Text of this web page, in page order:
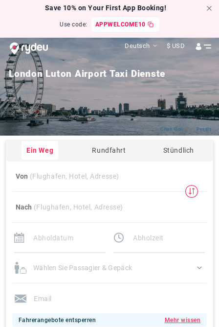
Save 10% on Your First App Booking!
Use code: APPWELCOME10
Deutsch $ USD
London Luton Airport Taxi Dienste
Click by Chait Goli from Pexels
Ein Weg Rundfahrt Stündlich
Von (Flughafen, Hotel, Adresse)
Nach (Flughafen, Hotel, Adresse)
Wählen Sie Passagier & Gepäck
Fahrerangebote entsperren Mehr wissen